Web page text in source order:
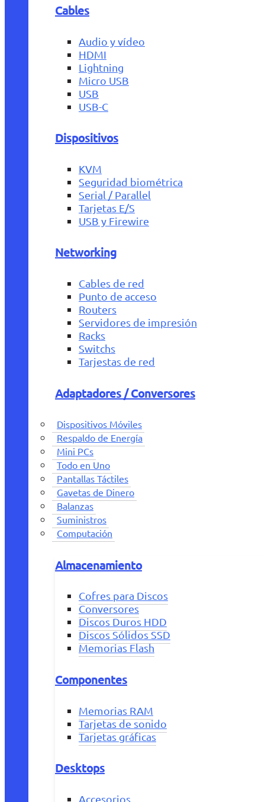
Cables
Audio y vídeo
HDMI
Lightning
Micro USB
USB
USB-C
Dispositivos
KVM
Seguridad biométrica
Serial / Parallel
Tarjetas E/S
USB y Firewire
Networking
Cables de red
Punto de acceso
Routers
Servidores de impresión
Racks
Switchs
Tarjestas de red
Adaptadores / Conversores
Dispositivos Móviles
Respaldo de Energía
Mini PCs
Todo en Uno
Pantallas Táctiles
Gavetas de Dinero
Balanzas
Suministros
Computación
Almacenamiento
Cofres para Discos
Conversores
Discos Duros HDD
Discos Sólidos SSD
Memorias Flash
Componentes
Memorias RAM
Tarjetas de sonido
Tarjetas gráficas
Desktops
Accesorios